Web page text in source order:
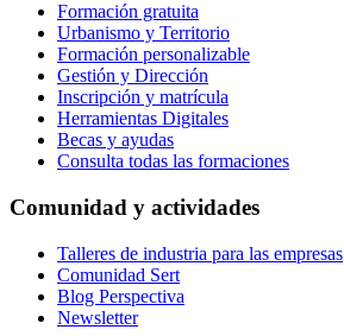
Formación gratuita
Urbanismo y Territorio
Formación personalizable
Gestión y Dirección
Inscripción y matrícula
Herramientas Digitales
Becas y ayudas
Consulta todas las formaciones
Comunidad y actividades
Talleres de industria para las empresas
Comunidad Sert
Blog Perspectiva
Newsletter